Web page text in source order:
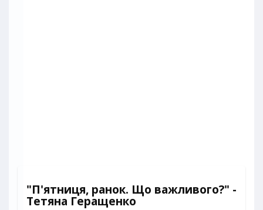
"П'ятниця, ранок. Що важливого?" -
Тетяна Геращенко